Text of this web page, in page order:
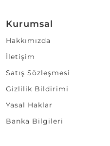
Kurumsal
Hakkımızda
İletişim
Satış Sözleşmesi
Gizlilik Bildirimi
Yasal Haklar
Banka Bilgileri